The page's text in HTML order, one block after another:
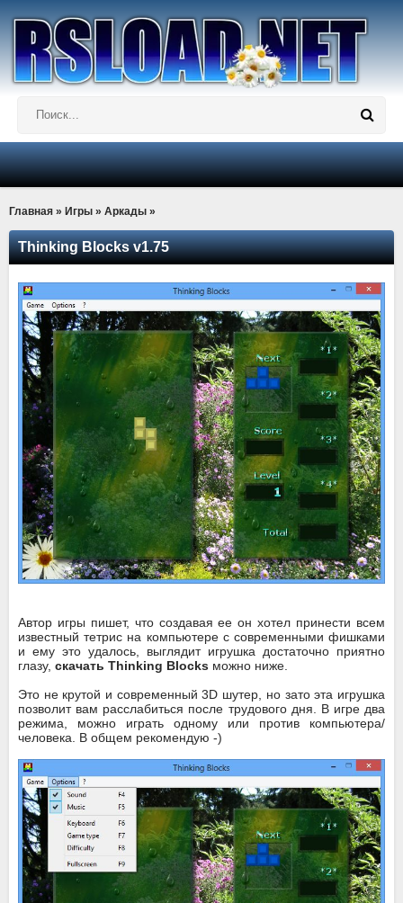
Главная » Игры » Аркады »
Thinking Blocks v1.75
Автор игры пишет, что создавая ее он хотел принести всем
известный тетрис на компьютере с современными фишками
и ему это удалось, выглядит игрушка достаточно приятно
глазу, скачать Thinking Blocks можно ниже.
Это не крутой и современный 3D шутер, но зато эта игрушка
позволит вам расслабиться после трудового дня. В игре два
режима, можно играть одному или против компьютера/
человека. В общем рекомендую -)